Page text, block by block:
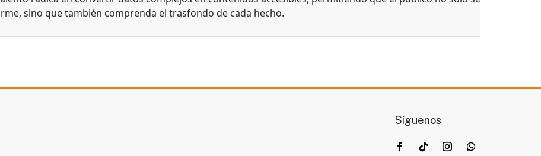
sino que también comprenda el trasfondo de cada hecho.
Síguenos